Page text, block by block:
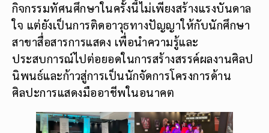
กิจกรรมทัศนศึกษาในครั้งนี้ไม่เพียงสร้างแรงบันดาล
ใจ แต่ยังเป็นการติดอาวุธทางปัญญาให้กับนักศึกษา
สาขาสื่อสารการแสดง เพื่อนำความรู้และ
ประสบการณ์ไปต่อยอดในการสร้างสรรค์ผลงานศิลป
นิพนธ์และก้าวสู่การเป็นนักจัดการโครงการด้าน
ศิลปะการแสดงมืออาชีพในอนาคต